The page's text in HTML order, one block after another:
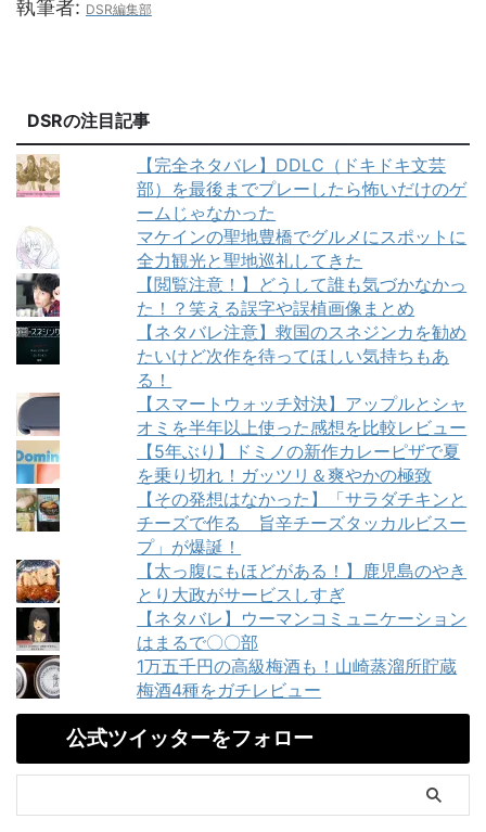
執筆者: DSR編集部
DSRの注目記事
【完全ネタバレ】DDLC（ドキドキ文芸
部）を最後までプレーしたら怖いだけのゲ
ームじゃなかった
マケインの聖地豊橋でグルメにスポットに
全力観光と聖地巡礼してきた
【閲覧注意！】どうして誰も気づかなかっ
た！？笑える誤字や誤植画像まとめ
【ネタバレ注意】救国のスネジンカを勧め
たいけど次作を待ってほしい気持ちもあ
る！
【スマートウォッチ対決】アップルとシャ
オミを半年以上使った感想を比較レビュー
【5年ぶり】ドミノの新作カレーピザで夏
を乗り切れ！ガッツリ＆爽やかの極致
【その発想はなかった】「サラダチキンと
チーズで作る 旨辛チーズタッカルビスー
プ」が爆誕！
【太っ腹にもほどがある！】鹿児島のやき
とり大政がサービスしすぎ
【ネタバレ】ウーマンコミュニケーション
はまるで〇〇部
1万五千円の高級梅酒も！山崎蒸溜所貯蔵
梅酒4種をガチレビュー
公式ツイッターをフォロー